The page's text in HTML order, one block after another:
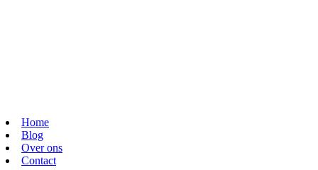
Home
Blog
Over ons
Contact